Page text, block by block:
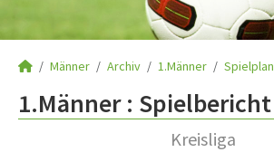
Männer Archiv 1.Männer Spielplan
1.Männer : Spielbericht
Kreisliga